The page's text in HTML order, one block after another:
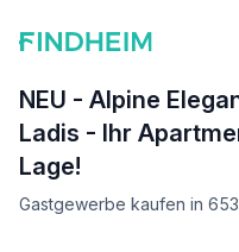
NEU - Alpine
Ladis - Ihr
Lage!
Gastgewerbe kaufen in